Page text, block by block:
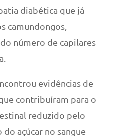
diabética que já
camundongos,
número de capilares
evidências de
contribuíram para o
reduzido pelo
do açúcar no sangue